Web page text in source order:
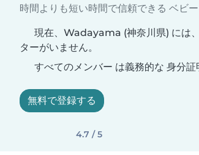
時間よりも短い時間で信頼できる ベビ
現在、Wadayama (神奈川県) には
ターがいません。
すべてのメンバー は義務的な 身分
無料で登録する
4.7 / 5